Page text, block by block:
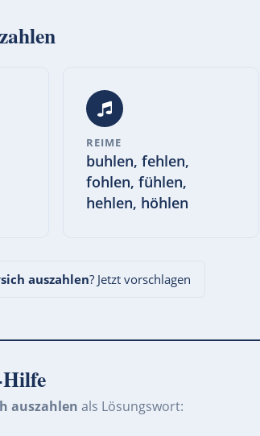
REIME
buhlen, fehlen,
fohlen, fühlen,
hehlen, höhlen
sich auszahlen? Jetzt vorschlagen
auszahlen als Lösungswort: